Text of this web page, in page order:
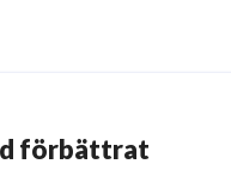
förbättrat